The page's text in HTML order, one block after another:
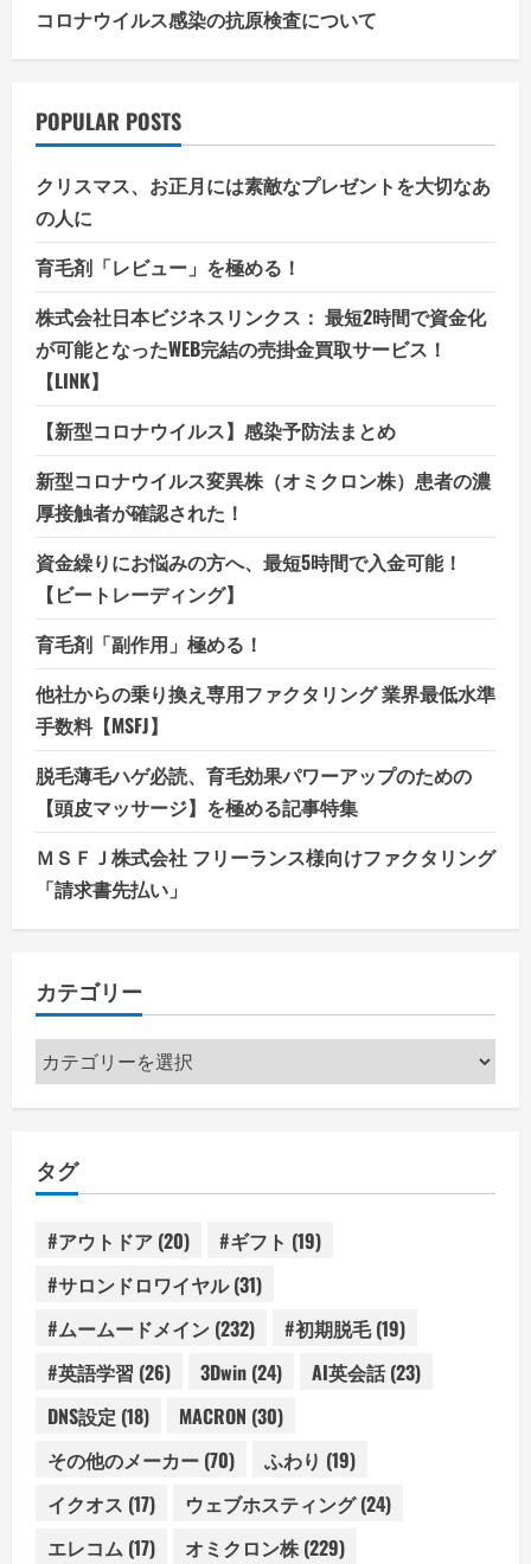
コロナウイルス感染の抗原検査について
POPULAR POSTS
クリスマス、お正月には素敵なプレゼントを大切なあ
の人に
育毛剤「レビュー」を極める！
株式会社日本ビジネスリンクス： 最短2時間で資金化
が可能となったWEB完結の売掛金買取サービス！
【LINK】
【新型コロナウイルス】感染予防法まとめ
新型コロナウイルス変異株（オミクロン株）患者の濃
厚接触者が確認された！
資金繰りにお悩みの方へ、最短5時間で入金可能！
【ビートレーディング】
育毛剤「副作用」極める！
他社からの乗り換え専用ファクタリング 業界最低水準
手数料【MSFJ】
脱毛薄毛ハゲ必読、育毛効果パワーアップのための
【頭皮マッサージ】を極める記事特集
ＭＳＦＪ株式会社 フリーランス様向けファクタリング
「請求書先払い」
カテゴリー
カ
テ
ー
タグ
#アウトドア (20) #ギフト (19)
#サロンドロワイヤル(31)
#ムームードメイン (232) #初期脱毛(19)
#英語学習 (26) 3Dwin (24) AI英会話(23)
DNS設定 (18) MACRON (30)
その他のメーカー (70) ふわり (19)
イクオス (17) ウェブホスティング(24)
エレコム (17) オミクロン株(229)